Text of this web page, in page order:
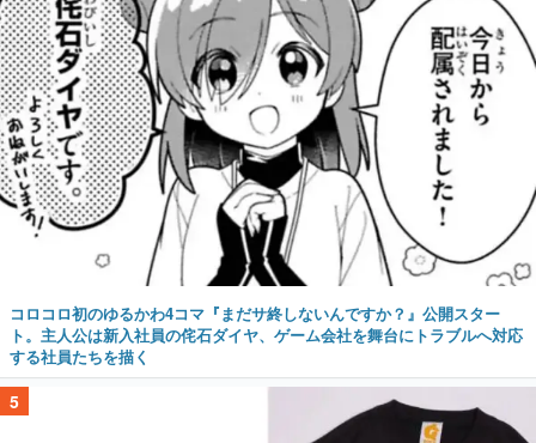
コロコロ初のゆるかわ4コマ『まだサ終しないんですか？』公開スター
ト。主人公は新入社員の侘石ダイヤ、ゲーム会社を舞台にトラブルへ対応
する社員たちを描く
5